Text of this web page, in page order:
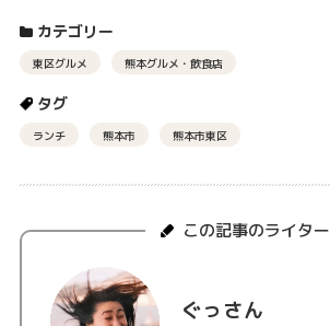
カテゴリー
東区グルメ 熊本グルメ・飲食店
タグ
ランチ 熊本市 熊本市東区
この記事のライター
ぐっさん